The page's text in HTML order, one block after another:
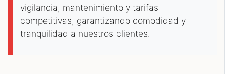
vigilancia, mantenimiento y tarifas
competitivas, garantizando comodidad y
tranquilidad a nuestros clientes.